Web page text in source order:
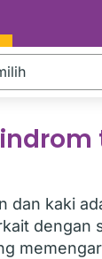
dan kaki
dengan